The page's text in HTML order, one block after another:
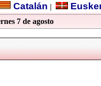
Catalán
7 de agosto